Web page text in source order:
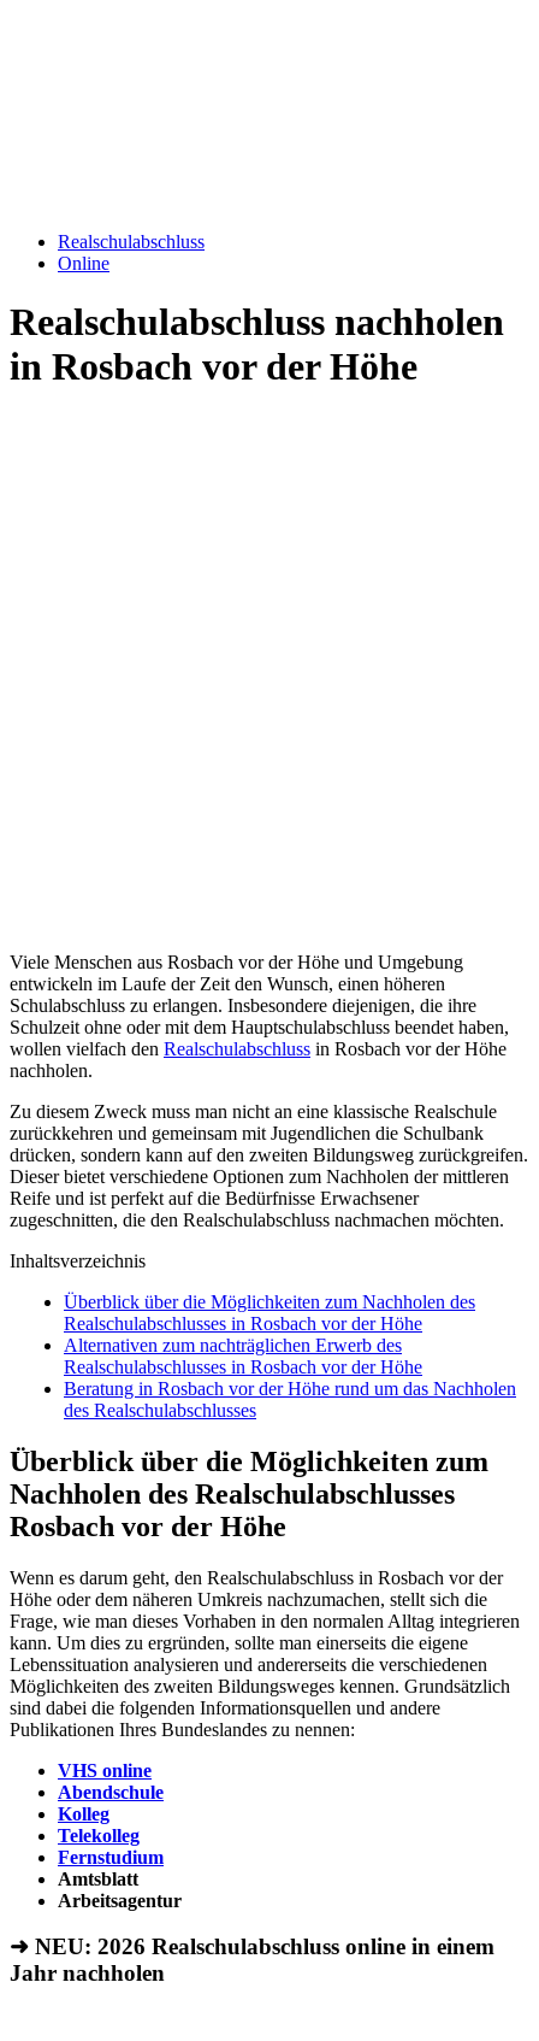
Realschulabschluss
Online
Realschulabschluss nachholen
in Rosbach vor der Höhe
Viele Menschen aus Rosbach vor der Höhe und Umgebung
entwickeln im Laufe der Zeit den Wunsch, einen höheren
Schulabschluss zu erlangen. Insbesondere diejenigen, die ihre
Schulzeit ohne oder mit dem Hauptschulabschluss beendet haben,
wollen vielfach den Realschulabschluss in Rosbach vor der Höhe
nachholen.
Zu diesem Zweck muss man nicht an eine klassische Realschule
zurückkehren und gemeinsam mit Jugendlichen die Schulbank
drücken, sondern kann auf den zweiten Bildungsweg zurückgreifen.
Dieser bietet verschiedene Optionen zum Nachholen der mittleren
Reife und ist perfekt auf die Bedürfnisse Erwachsener
zugeschnitten, die den Realschulabschluss nachmachen möchten.
Inhaltsverzeichnis
Überblick über die Möglichkeiten zum Nachholen des
Realschulabschlusses in Rosbach vor der Höhe
Alternativen zum nachträglichen Erwerb des
Realschulabschlusses in Rosbach vor der Höhe
Beratung in Rosbach vor der Höhe rund um das Nachholen
des Realschulabschlusses
Überblick über die Möglichkeiten zum
Nachholen des Realschulabschlusses
Rosbach vor der Höhe
Wenn es darum geht, den Realschulabschluss in Rosbach vor der
Höhe oder dem näheren Umkreis nachzumachen, stellt sich die
Frage, wie man dieses Vorhaben in den normalen Alltag integrieren
kann. Um dies zu ergründen, sollte man einerseits die eigene
Lebenssituation analysieren und andererseits die verschiedenen
Möglichkeiten des zweiten Bildungsweges kennen. Grundsätzlich
sind dabei die folgenden Informationsquellen und andere
Publikationen Ihres Bundeslandes zu nennen:
VHS online
Abendschule
Kolleg
Telekolleg
Fernstudium
Amtsblatt
Arbeitsagentur
➜ NEU: 2026 Realschulabschluss online in einem
Jahr nachholen